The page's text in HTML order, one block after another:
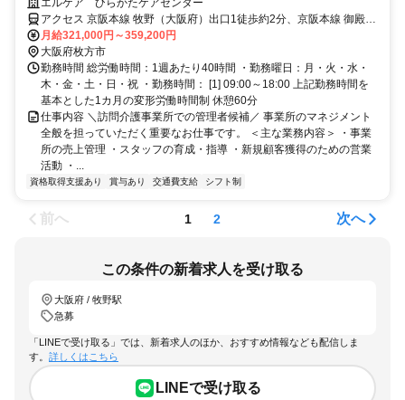
方！新しい環境に挑戦してみたい方◎
エルケア ひらかたケアセンター
アクセス 京阪本線 牧野（大阪府）出口1徒歩約2分、京阪本線 御殿山
東改札口徒歩約26分、京阪本線 樟葉徒歩約35分
月給321,000円～359,200円
大阪府枚方市
勤務時間 総労働時間：1週あたり40時間 ・勤務曜日：月・火・水・
木・金・土・日・祝 ・勤務時間： [1] 09:00～18:00 上記勤務時間を
基本とした1カ月の変形労働時間制 休憩60分
仕事内容 ＼訪問介護事業所での管理者候補／ 事業所のマネジメント
全般を担っていただく重要なお仕事です。 ＜主な業務内容＞ ・事業
所の売上管理 ・スタッフの育成・指導 ・新規顧客獲得のための営業
活動 ・...
資格取得支援あり 賞与あり 交通費支給 シフト制
前へ 1 2 次へ
この条件の新着求人を受け取る
大阪府 / 牧野駅
急募
「LINEで受け取る」では、新着求人のほか、おすすめ情報なども配信しま
す。 詳しくはこちら
LINEで受け取る